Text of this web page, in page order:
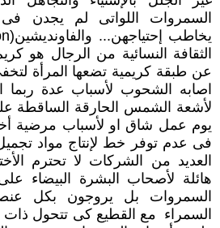
السمروات اللواتى لم يجدن
الثقافة النسائية من الرجال هو
عن طبقة كريمية تضعها المرأة
اصابه الشحوب لأسباب عدة ربما
لأشعة الشمس الحارقة الساقطة
يوم عمل شاق او لأسباب مرضية
فى عدم توفر خط لإنتاج مواد
العديد من الشركات لا تحترم
هائلة لأصحاب البشرة
السمروات بل يروجون بكل
السمراء مع القطيع كى تتحول ذات